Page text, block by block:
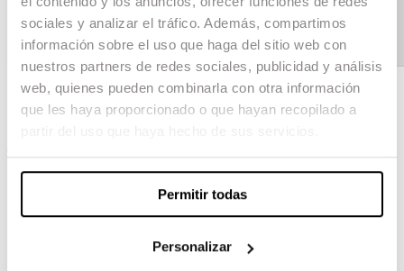
sociales y analizar el tráfico. Además, compartimos
información sobre el uso que haga del sitio web con
nuestros partners de redes sociales, publicidad y análisis
web, quienes pueden combinarla con otra información
que les haya proporcionado o que hayan recopilado a
Permitir todas
Personalizar
Nómada
TFG
comparten. Su aparatosa mudanza en el metro le obligará a
confrontar sus diferencias con su mejor amigo.
Premios